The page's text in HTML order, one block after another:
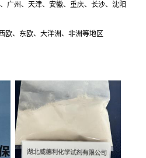
广州、天津、安徽、重庆、长沙、沈阳
欧、东欧、大洋洲、非洲等地区